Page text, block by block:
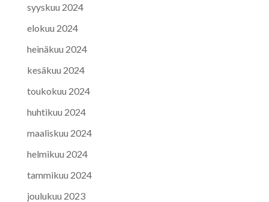
syyskuu 2024
elokuu 2024
heinäkuu 2024
kesäkuu 2024
toukokuu 2024
huhtikuu 2024
maaliskuu 2024
helmikuu 2024
tammikuu 2024
joulukuu 2023